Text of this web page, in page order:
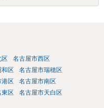
区
名古屋市西区
区
名古屋市瑞穂区
区
名古屋市南区
区 名古屋市天白区